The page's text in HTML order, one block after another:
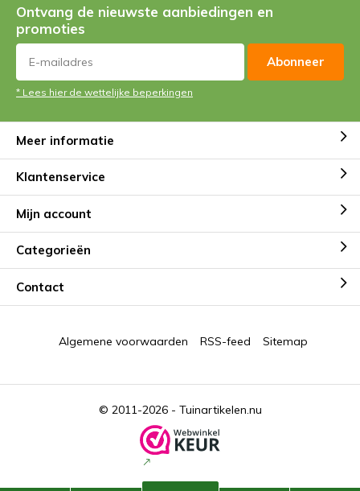
Ontvang de nieuwste aanbiedingen en
promoties
Abonneer
* Lees hier de wettelijke beperkingen
Meer informatie
Klantenservice
Mijn account
Categorieën
Contact
© 2011-2026 - Tuinartikelen.nu
Algemene voorwaarden RSS-feed Sitemap